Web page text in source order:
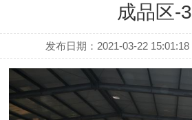
成品区-3
发布日期：2021-03-22 15:01:18